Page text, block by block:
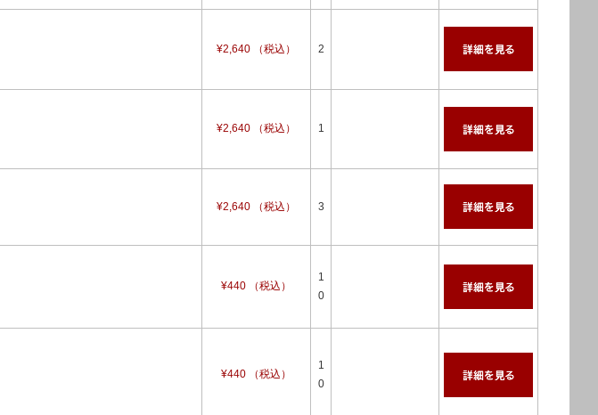
¥2,640 （税込） 2
¥2,640 （税込） 1
¥2,640 （税込） 3
¥440 （税込）
1
0
¥440 （税込）
1
0